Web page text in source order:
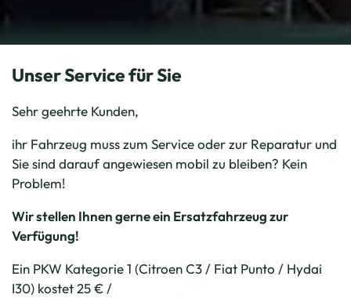
Unser Service für Sie
Sehr geehrte Kunden,
ihr Fahrzeug muss zum Service oder zur Reparatur und
Sie sind darauf angewiesen mobil zu bleiben? Kein
Problem!
Wir stellen Ihnen gerne ein Ersatzfahrzeug zur
Verfügung!
Ein PKW Kategorie 1 (Citroen C3 / Fiat Punto / Hydai
I30) kostet 25 € /